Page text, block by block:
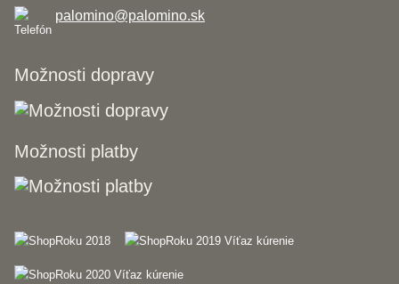
palomino@palomino.sk
Možnosti dopravy
Možnosti platby